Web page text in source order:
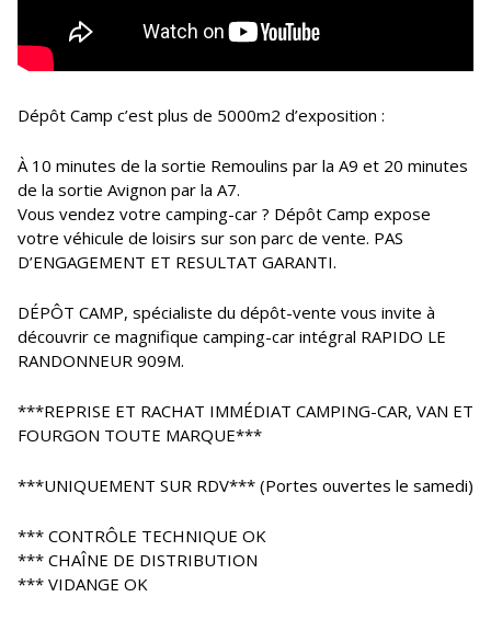
Dépôt Camp c’est plus de 5000m2 d’exposition :
À 10 minutes de la sortie Remoulins par la A9 et 20 minutes
de la sortie Avignon par la A7.
Vous vendez votre camping-car ? Dépôt Camp expose
votre véhicule de loisirs sur son parc de vente. PAS
D’ENGAGEMENT ET RESULTAT GARANTI.
DÉPÔT CAMP, spécialiste du dépôt-vente vous invite à
découvrir ce magnifique camping-car intégral RAPIDO LE
RANDONNEUR 909M.
***REPRISE ET RACHAT IMMÉDIAT CAMPING-CAR, VAN ET
FOURGON TOUTE MARQUE***
***UNIQUEMENT SUR RDV*** (Portes ouvertes le samedi)
*** CONTRÔLE TECHNIQUE OK
*** CHAÎNE DE DISTRIBUTION
*** VIDANGE OK